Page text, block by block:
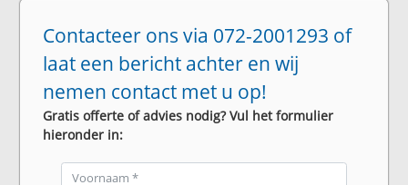
Contacteer ons via 072-2001293 of
laat een bericht achter en wij
nemen contact met u op!
Gratis offerte of advies nodig? Vul het formulier
hieronder in: